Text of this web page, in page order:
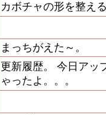
カボチャの形を整え
まっちがえた～。
更新履歴。 今日アッ
ゃったよ。。。